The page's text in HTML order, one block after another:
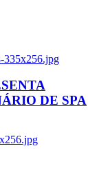
335x256.jpg
DE SPA